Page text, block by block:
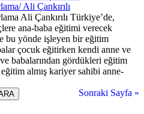
Ali Çankırılı
Ali Çankırılı Türkiye’de,
ana-baba eğitimi verecek
bu yönde işleyen bir eğitim
çocuk eğitirken kendi anne ve
babalarından gördükleri eğitim
almış kariyer sahibi anne-
Sonraki Sayfa »